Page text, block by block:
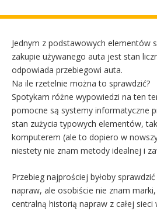
Jednym z podstawowych elementów
zakupie używanego auta jest stan
odpowiada przebiegowi auta.
Na ile rzetelnie można to sprawdzić?
Spotykam różne wypowiedzi na ten
pomocne są systemy informatyczne
stan zużycia typowych elementów,
komputerem (ale to dopiero w
niestety nie znam metody idealnej i
Przebieg najprościej byłoby
napraw, ale osobiście nie znam
centralną historią napraw z całej